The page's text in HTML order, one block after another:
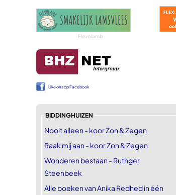
Flevolamb
Like ons op Facebook
BIDDINGHUIZEN
Nooit alleen - koor Zon & Zegen
Raak mij aan - koor Zon & Zegen
Wonderen bestaan - Ruthger
Steenbeek
Alle boeken van Anika Redhed in één